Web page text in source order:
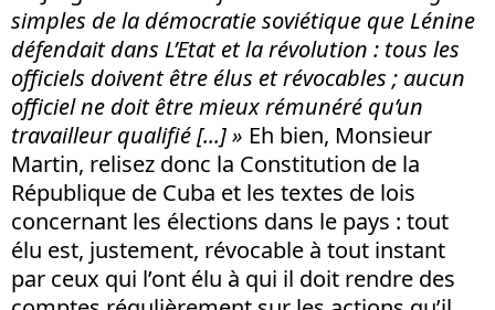
simples de la démocratie soviétique que Lénine
défendait dans L’Etat et la révolution : tous les
officiels doivent être élus et révocables ; aucun
officiel ne doit être mieux rémunéré qu’un
travailleur qualifié [...] » Eh bien, Monsieur
Martin, relisez donc la Constitution de la
République de Cuba et les textes de lois
concernant les élections dans le pays : tout
élu est, justement, révocable à tout instant
par ceux qui l’ont élu à qui il doit rendre des